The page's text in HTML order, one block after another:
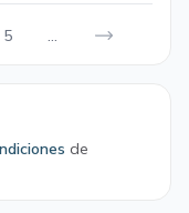
5 ...
de